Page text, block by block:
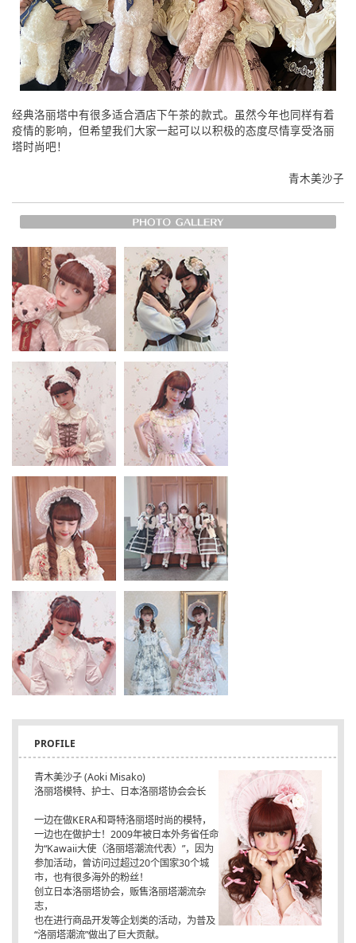
经典洛丽塔中有很多适合酒店下午茶的款式。虽然今年也同样有着
疫情的影响，但希望我们大家一起可以以积极的态度尽情享受洛丽
塔时尚吧！
青木美沙子
PROFILE
青木美沙子 (Aoki Misako)
洛丽塔模特、护士、日本洛丽塔协会会长
一边在做KERA和哥特洛丽塔时尚的模特，
一边也在做护士！2009年被日本外务省任命
为“Kawaii大使（洛丽塔潮流代表）”，因为
参加活动，曾访问过超过20个国家30个城
市，也有很多海外的粉丝！
创立日本洛丽塔协会，贩售洛丽塔潮流杂
志，
也在进行商品开发等企划类的活动，为普及
“洛丽塔潮流”做出了巨大贡献。